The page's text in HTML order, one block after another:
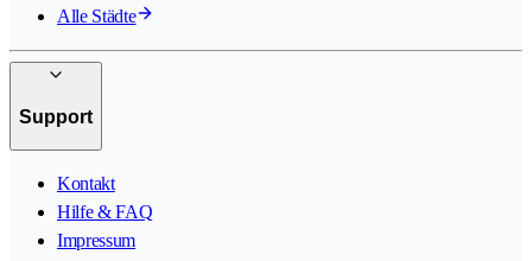
Alle Städte
Support
Kontakt
Hilfe & FAQ
Impressum